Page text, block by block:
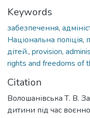
Keywords
забезпечення,
Національна поліція,
дітей., provision,
rights and freedoms of
Citation
Волошанівська Т. В.
дитини під час